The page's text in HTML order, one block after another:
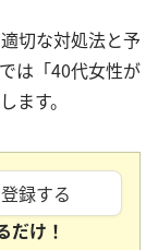
切な対処法と予
は「40代女性が
ます。
録する
だけ！